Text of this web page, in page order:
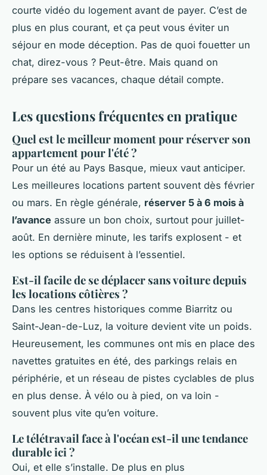
courte vidéo du logement avant de payer. C’est de
plus en plus courant, et ça peut vous éviter un
séjour en mode déception. Pas de quoi fouetter un
chat, direz-vous ? Peut-être. Mais quand on
prépare ses vacances, chaque détail compte.
Les questions fréquentes en pratique
Quel est le meilleur moment pour réserver son
appartement pour l'été ?
Pour un été au Pays Basque, mieux vaut anticiper.
Les meilleures locations partent souvent dès février
ou mars. En règle générale, réserver 5 à 6 mois à
l’avance assure un bon choix, surtout pour juillet-
août. En dernière minute, les tarifs explosent - et
les options se réduisent à l’essentiel.
Est-il facile de se déplacer sans voiture depuis
les locations côtières ?
Dans les centres historiques comme Biarritz ou
Saint-Jean-de-Luz, la voiture devient vite un poids.
Heureusement, les communes ont mis en place des
navettes gratuites en été, des parkings relais en
périphérie, et un réseau de pistes cyclables de plus
en plus dense. À vélo ou à pied, on va loin -
souvent plus vite qu’en voiture.
Le télétravail face à l'océan est-il une tendance
durable ici ?
Oui, et elle s’installe. De plus en plus